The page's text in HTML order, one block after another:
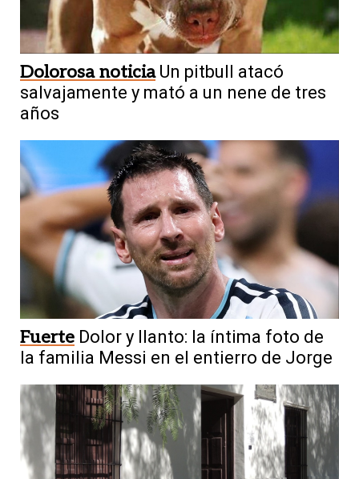
Dolorosa noticia Un pitbull atacó
salvajamente y mató a un nene de tres
años
Fuerte Dolor y llanto: la íntima foto de
la familia Messi en el entierro de Jorge